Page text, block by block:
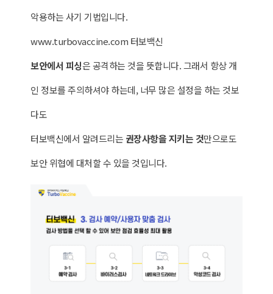
악용하는 사기 기법입니다.
www.turbovaccine.com 터보백신
보안에서 피싱은 공격하는 것을 뜻합니다. 그래서 항상 개
인 정보를 주의하셔야 하는데, 너무 많은 설정을 하는 것보
다도
터보백신에서 알려드리는 권장사항을 지키는 것만으로도
보안 위협에 대처할 수 있을 것입니다.